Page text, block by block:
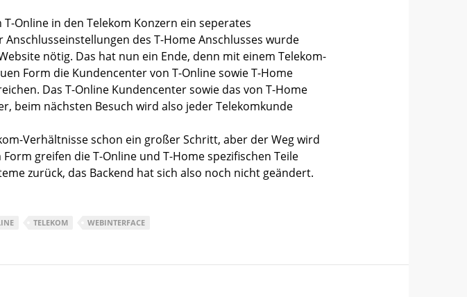
Online in den Telekom Konzern ein seperates
des T-Home Anschlusses wurde
nötig. Das hat nun ein Ende, denn mit einem Telekom-
Form die Kundencenter von T-Online sowie T-Home
Das T-Online Kundencenter sowie das von T-Home
beim nächsten Besuch wird also jeder Telekomkunde
Verhältnisse schon ein großer Schritt, aber der Weg wird
greifen die T-Online und T-Home spezifischen Teile
zurück, das Backend hat sich also noch nicht geändert.
TELEKOM WEBINTERFACE